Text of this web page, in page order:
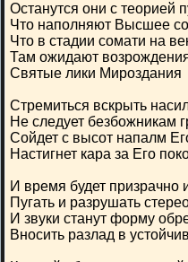
Останутся они с теорией
Что наполняют Высшее
Что в стадии сомати на
Там ожидают
Святые лики Мироздания
Стремиться вскрыть
Не следует безбожникам
Сойдет с высот напалм
Настигнет кара за Его
И время будет призрачно
Пугать и разрушать
И звуки станут форму
Вносить разлад в